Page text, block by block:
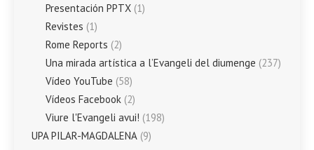
Presentación PPTX (1)
Revistes (1)
Rome Reports (2)
Una mirada artística a l’Evangeli del diumenge (237)
Vídeo YouTube (58)
Vídeos Facebook (2)
Viure l'Evangeli avui! (198)
UPA PILAR-MAGDALENA (9)